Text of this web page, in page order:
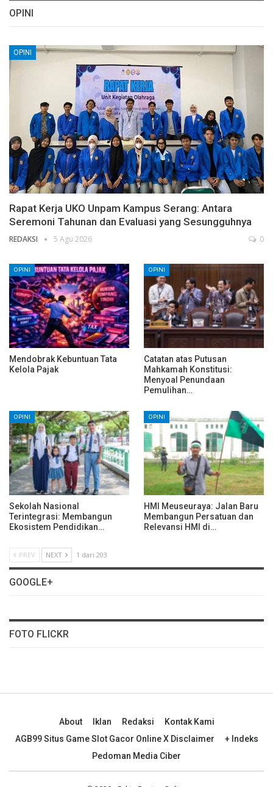
OPINI
OPINI
Rapat Kerja UKO Unpam Kampus Serang: Antara
Seremoni Tahunan dan Evaluasi yang Sesungguhnya
REDAKSI 5 Agu 2026 0
OPINI
Mendobrak Kebuntuan Tata
Kelola Pajak
OPINI
Catatan atas Putusan
Mahkamah Konstitusi:
Menyoal Penundaan
Pemulihan…
OPINI
Sekolah Nasional
Terintegrasi: Membangun
Ekosistem Pendidikan…
OPINI
HMI Meuseuraya: Jalan Baru
Membangun Persatuan dan
Relevansi HMI di…
PREV NEXT 1 dari 203
GOOGLE+
FOTO FLICKR
About Iklan Redaksi
Kontak Kami
AGB99 Situs Game Slot Gacor Online X Disclaimer
+ Indeks
Pedoman Media Ciber